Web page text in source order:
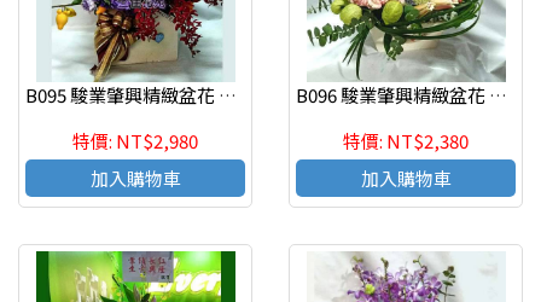
B095 駿業肇興精緻盆花 慶祝榮陞、開幕喬遷、參展成功
特價: NT$2,980
加入購物車
B096 駿業肇興精緻盆花 慶祝榮陞、開幕喬遷、參展成功
特價: NT$2,380
加入購物車